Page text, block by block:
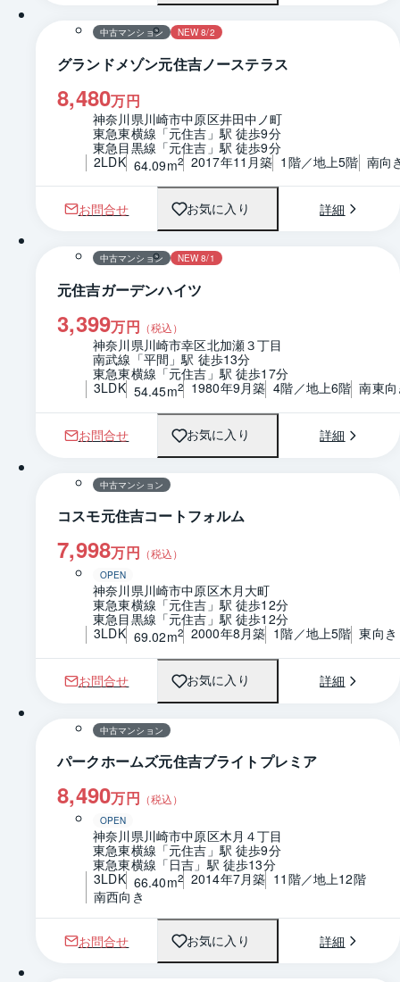
中古マンション NEW 8/2
グランドメゾン元住吉ノーステラス
8,480万円
神奈川県川崎市中原区井田中ノ町
東急東横線「元住吉」駅 徒歩9分
東急目黒線「元住吉」駅 徒歩9分
2LDK 64.09m2 2017年11月築 1階／地上5階 南向
お問合せ お気に入り 詳細
間取り
中古マンション NEW 8/1
元住吉ガーデンハイツ
3,399万円 （税込）
神奈川県川崎市幸区北加瀬３丁目
南武線「平間」駅 徒歩13分
東急東横線「元住吉」駅 徒歩17分
3LDK 54.45m2 1980年9月築 4階／地上6階 南東
お問合せ お気に入り 詳細
1 / 0 間取り
中古マンション
コスモ元住吉コートフォルム
7,998万円 （税込）
OPEN
神奈川県川崎市中原区木月大町
東急東横線「元住吉」駅 徒歩12分
東急目黒線「元住吉」駅 徒歩12分
3LDK 69.02m2 2000年8月築 1階／地上5階 東向き
お問合せ お気に入り 詳細
1 / 0 間取り
中古マンション
パークホームズ元住吉ブライトプレミア
8,490万円 （税込）
OPEN
神奈川県川崎市中原区木月４丁目
東急東横線「元住吉」駅 徒歩9分
東急東横線「日吉」駅 徒歩13分
3LDK 66.40m2 2014年7月築 11階／地上12階
南西向き
お問合せ お気に入り 詳細
1 / 0 間取り